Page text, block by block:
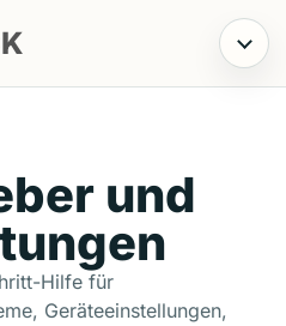
Menü
und
Hilfe für
Geräteeinstellungen,